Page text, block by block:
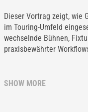
Dieser Vortrag zeigt, wie
im Touring-Umfeld
wechselnde Bühnen,
praxisbewährter
SHOW MORE